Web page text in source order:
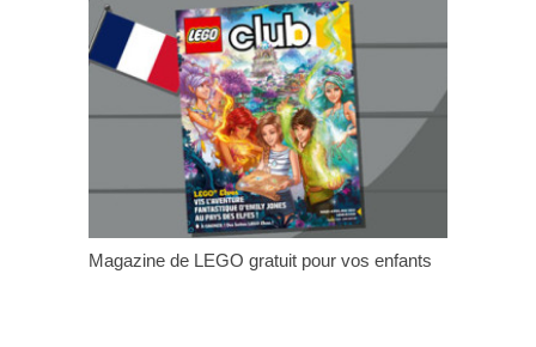
Magazine de LEGO gratuit pour vos enfants